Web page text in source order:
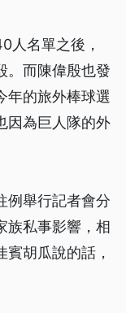
人名單之後，
。而陳偉殷也發
年的旅外棒球選
因為巨人隊的外
例舉行記者會分
族私事影響，相
胡瓜說的話，